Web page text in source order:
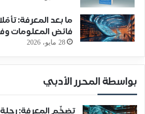
ما بعد المعرفة:
فائض المعلومات
28 مايو، 2026
بواسطة المحرر الأدبي
تضخّم المعرفة: